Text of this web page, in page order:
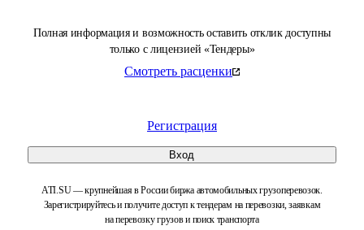
Полная информация и возможность оставить отклик доступны
только с лицензией «Тендеры»
Смотреть расценки
Регистрация
Вход
ATI.SU — крупнейшая в России биржа автомобильных грузоперевозок.
Зарегистрируйтесь и получите доступ к тендерам на перевозки, заявкам
на перевозку грузов и поиск транспорта